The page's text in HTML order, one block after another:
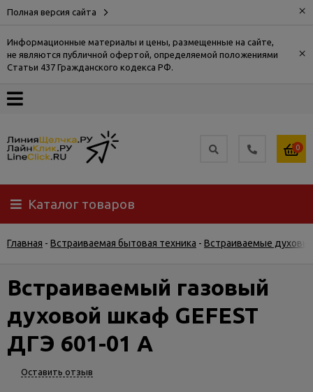
Полная версия сайта ×
Информационные материалы и цены, размещенные на сайте,
не являются публичной офертой, определяемой положениями
Статьи 437 Гражданского кодекса РФ.
×
О
Доставка
Самовывоз
Гарантия
Услуги
и
сервис
0
Каталог товаров
Главная - Встраиваемая бытовая техника - Встраиваемые
Встраиваемый газовый
духовой шкаф GEFEST
ДГЭ 601-01 А
Оставить отзыв